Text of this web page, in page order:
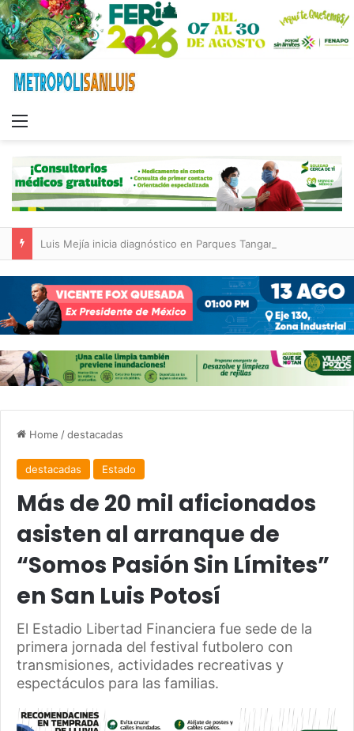
Home /destacadas
destacadas Estado
Más de 20 mil aficionados
asisten al arranque de
“Somos Pasión Sin Límites”
en San Luis Potosí
El Estadio Libertad Financiera fue sede de la
primera jornada del festival futbolero con
transmisiones, actividades recreativas y
espectáculos para las familias.